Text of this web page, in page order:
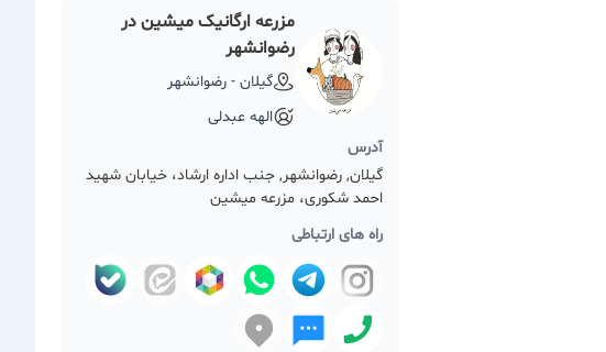
مزرعه ارگانیک میشین در
رضوانشهر
گیلان - رضوانشهر
الهه عبدلی
آدرس
گیلان, رضوانشهر, جنب اداره ارشاد، خیابان شهید
احمد شکوری، مزرعه میشین
راه های ارتباطی